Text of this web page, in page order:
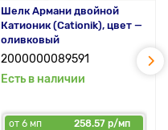
Шелк Армани двойной
Катионик (Cationik), цвет —
оливковый
2000000089591
Есть в наличии
от 6 мп
258.57 р/мп